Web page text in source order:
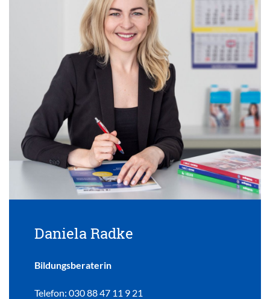
Daniela Radke
Bildungsberaterin
Telefon: 030 88 47 11 9 21